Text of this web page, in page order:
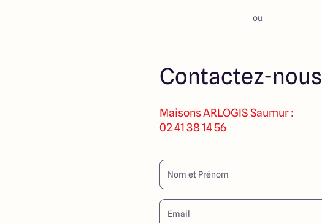
ou
Contactez-nous
Maisons ARLOGISSaumur :
02 41 38 14 56